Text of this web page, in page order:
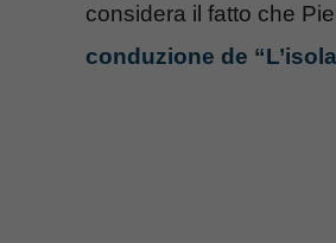
considera il fatto che
conduzione de